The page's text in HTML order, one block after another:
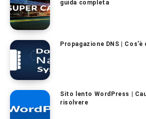
guida completa
Propagazione DNS |
Sito lento WordPress |
risolvere